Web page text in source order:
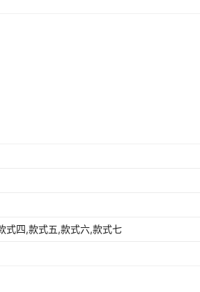
式四,款式五,款式六,款式七